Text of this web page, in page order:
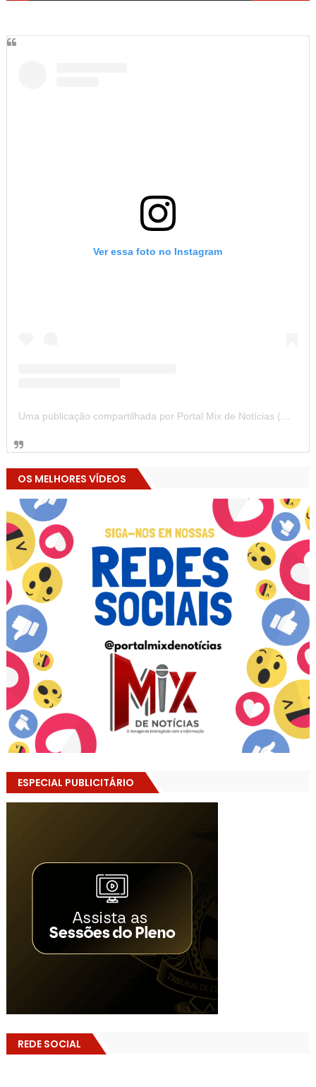
Ver essa foto no Instagram
Uma publicação compartilhada por Portal Mix de Notícias (@portalmixdenoticias)
OS MELHORES VÍDEOS
ESPECIAL PUBLICITÁRIO
REDE SOCIAL